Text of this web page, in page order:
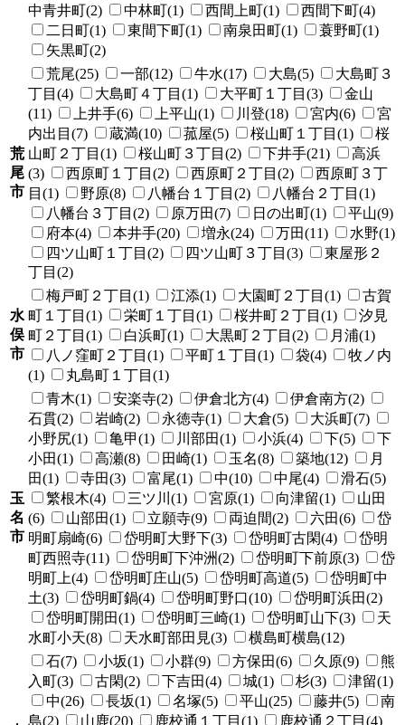
中青井町(2)
中林町(1) 西間上町(1)
西間下町(4)
二日町(1)
東間下町(1) 南泉田町(1)
蓑野町(1)
矢黒町(2)
荒
尾
市
荒尾(25) 一部(12) 牛水(17) 大島(5)
大島町３
丁目(4)
大島町４丁目(1) 大平町１丁目(3)
金山
(11)
上井手(6) 上平山(1) 川登(18) 宮内(6)
宮
内出目(7)
蔵満(10) 菰屋(5) 桜山町１丁目(1)
桜
山町２丁目(1)
桜山町３丁目(2) 下井手(21)
高浜
(3)
西原町１丁目(2) 西原町２丁目(2)
西原町３丁
目(1)
野原(8) 八幡台１丁目(2)
八幡台２丁目(1)
八幡台３丁目(2)
原万田(7) 日の出町(1)
平山(9)
府本(4)
本井手(20) 増永(24) 万田(11)
水野(1)
四ツ山町１丁目(2)
四ツ山町３丁目(3)
東屋形２
丁目(2)
水
俣
市
梅戸町２丁目(1) 江添(1) 大園町２丁目(1)
古賀
町１丁目(1)
栄町１丁目(1) 桜井町２丁目(1)
汐見
町２丁目(1)
白浜町(1) 大黒町２丁目(2)
月浦(1)
八ノ窪町２丁目(1)
平町１丁目(1) 袋(4)
牧ノ内
(1)
丸島町１丁目(1)
玉
名
市
青木(1) 安楽寺(2) 伊倉北方(4)
伊倉南方(2)
石貫(2)
岩崎(2) 永徳寺(1) 大倉(5)
大浜町(7)
小野尻(1)
亀甲(1) 川部田(1) 小浜(4) 下(5)
下
小田(1)
高瀬(8) 田崎(1) 玉名(8) 築地(12)
月
田(1)
寺田(3) 富尾(1) 中(10) 中尾(4)
滑石(5)
繁根木(4)
三ツ川(1) 宮原(1) 向津留(1)
山田
(6)
山部田(1) 立願寺(9) 両迫間(2) 六田(6)
岱
明町扇崎(6)
岱明町大野下(3) 岱明町古閑(4)
岱明
町西照寺(11)
岱明町下沖洲(2) 岱明町下前原(3)
岱
明町上(4)
岱明町庄山(5) 岱明町高道(5)
岱明町中
土(3)
岱明町鍋(4) 岱明町野口(10)
岱明町浜田(2)
岱明町開田(1)
岱明町三崎(1) 岱明町山下(3)
天
水町小天(8)
天水町部田見(3) 横島町横島(12)
石(7) 小坂(1) 小群(9) 方保田(6) 久原(9)
熊
入町(3)
古閑(2) 下吉田(4) 城(1) 杉(3)
津留(1)
中(26)
長坂(1) 名塚(5) 平山(25) 藤井(5)
南
島(2)
山鹿(20) 鹿校通１丁目(1)
鹿校通２丁目(4)